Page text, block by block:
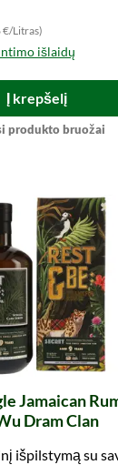
€/Litras)
išlaidų
Į krepšelį
produkto bruožai
Jamaican
Dram Clan
išpilstymą su